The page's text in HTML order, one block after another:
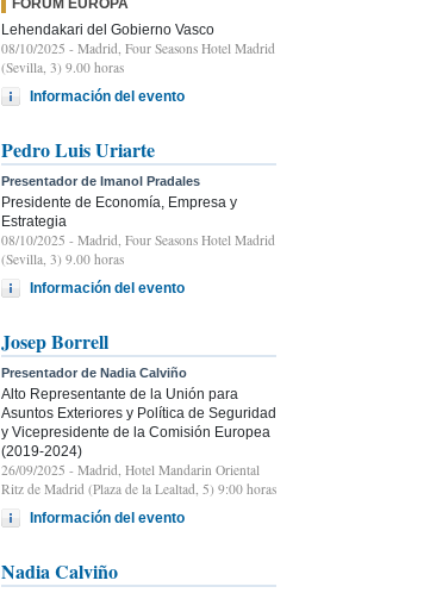
FÓRUM EUROPA
Lehendakari del Gobierno Vasco
08/10/2025 - Madrid, Four Seasons Hotel Madrid
(Sevilla, 3) 9.00 horas
Información del evento
Pedro Luis Uriarte
Presentador de Imanol Pradales
Presidente de Economía, Empresa y
Estrategia
08/10/2025 - Madrid, Four Seasons Hotel Madrid
(Sevilla, 3) 9.00 horas
Información del evento
Josep Borrell
Presentador de Nadia Calviño
Alto Representante de la Unión para
Asuntos Exteriores y Política de Seguridad
y Vicepresidente de la Comisión Europea
(2019-2024)
26/09/2025 - Madrid, Hotel Mandarin Oriental
Ritz de Madrid (Plaza de la Lealtad, 5) 9:00 horas
Información del evento
Nadia Calviño